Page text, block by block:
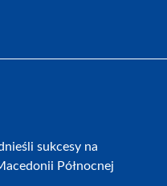
sukcesy na
Północnej